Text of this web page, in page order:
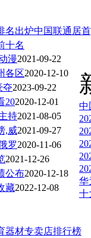
名出炉中国联通居
十名
漫2021-09-22
各区2020-12-10
夺2023-09-22
202020-12-01
持2021-08-05
,威2021-09-27
罗2020-11-06
2021-12-26
公布2020-12-18
藏2022-12-08
中
华
十
器材专卖店排行榜